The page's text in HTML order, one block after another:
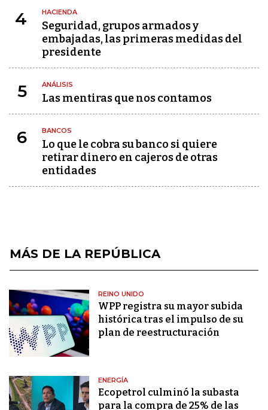
4 HACIENDA
Seguridad, grupos armados y
embajadas, las primeras medidas del
presidente
5 ANÁLISIS
Las mentiras que nos contamos
6 BANCOS
Lo que le cobra su banco si quiere
retirar dinero en cajeros de otras
entidades
MÁS DE LA REPÚBLICA
REINO UNIDO
WPP registra su mayor subida
histórica tras el impulso de su
plan de reestructuración
ENERGÍA
Ecopetrol culminó la subasta
para la compra de 25% de las